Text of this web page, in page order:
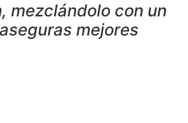
mezclándolo con un
mejores